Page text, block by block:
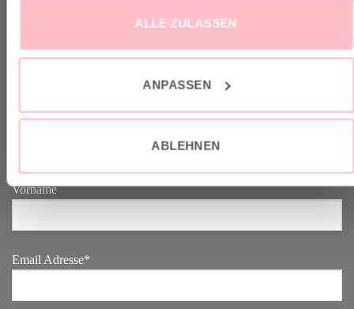
ALLE ZULASSEN
ANPASSEN
ABLEHNEN
Melde dich an zu unserem Good-News-Letter und spare 10% bei
Vorname
Email Adresse*